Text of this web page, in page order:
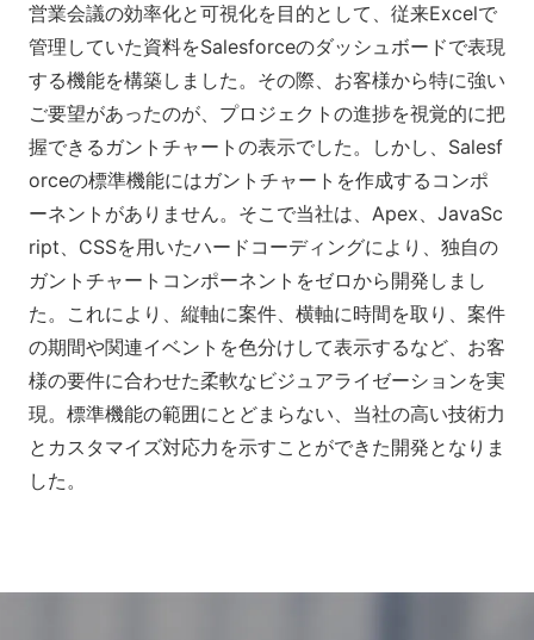
営業会議の効率化と可視化を目的として、従来Excelで
管理していた資料をSalesforceのダッシュボードで表現
する機能を構築しました。その際、お客様から特に強い
ご要望があったのが、プロジェクトの進捗を視覚的に把
握できるガントチャートの表示でした。しかし、Salesf
orceの標準機能にはガントチャートを作成するコンポ
ーネントがありません。そこで当社は、Apex、JavaSc
ript、CSSを用いたハードコーディングにより、独自の
ガントチャートコンポーネントをゼロから開発しまし
た。これにより、縦軸に案件、横軸に時間を取り、案件
の期間や関連イベントを色分けして表示するなど、お客
様の要件に合わせた柔軟なビジュアライゼーションを実
現。標準機能の範囲にとどまらない、当社の高い技術力
とカスタマイズ対応力を示すことができた開発となりま
した。